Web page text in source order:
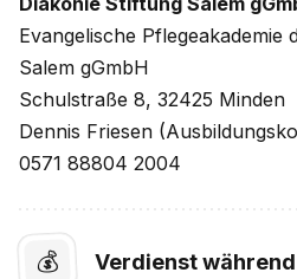
Evangelische Pflegeakademie
Salem gGmbH
Schulstraße 8, 32425 Minden
Dennis Friesen
0571 88804 2004
💰 Verdienst